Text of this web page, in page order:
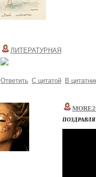
ЛИТЕРАТУРНАЯ
Ответить С цитатой В